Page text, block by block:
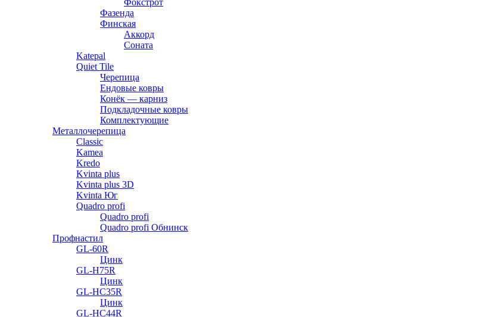
Фокстрот
Фазенда
Финская
Аккорд
Соната
Katepal
Quiet Tile
Черепица
Ендовые ковры
Конёк — карниз
Подкладочные ковры
Комплектующие
Металлочерепица
Classic
Kamea
Kredo
Kvinta plus
Kvinta plus 3D
Kvinta Юг
Quadro profi
Quadro profi
Quadro profi Обнинск
Профнастил
GL-60R
Цинк
GL-H75R
Цинк
GL-HC35R
Цинк
GL-HC44R